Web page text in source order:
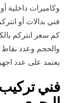
وكاميرات داخلية
فني بدالات أو
كم سعر انتركم
والحجم وعدد نقاط
يعتمد على عدد
فني